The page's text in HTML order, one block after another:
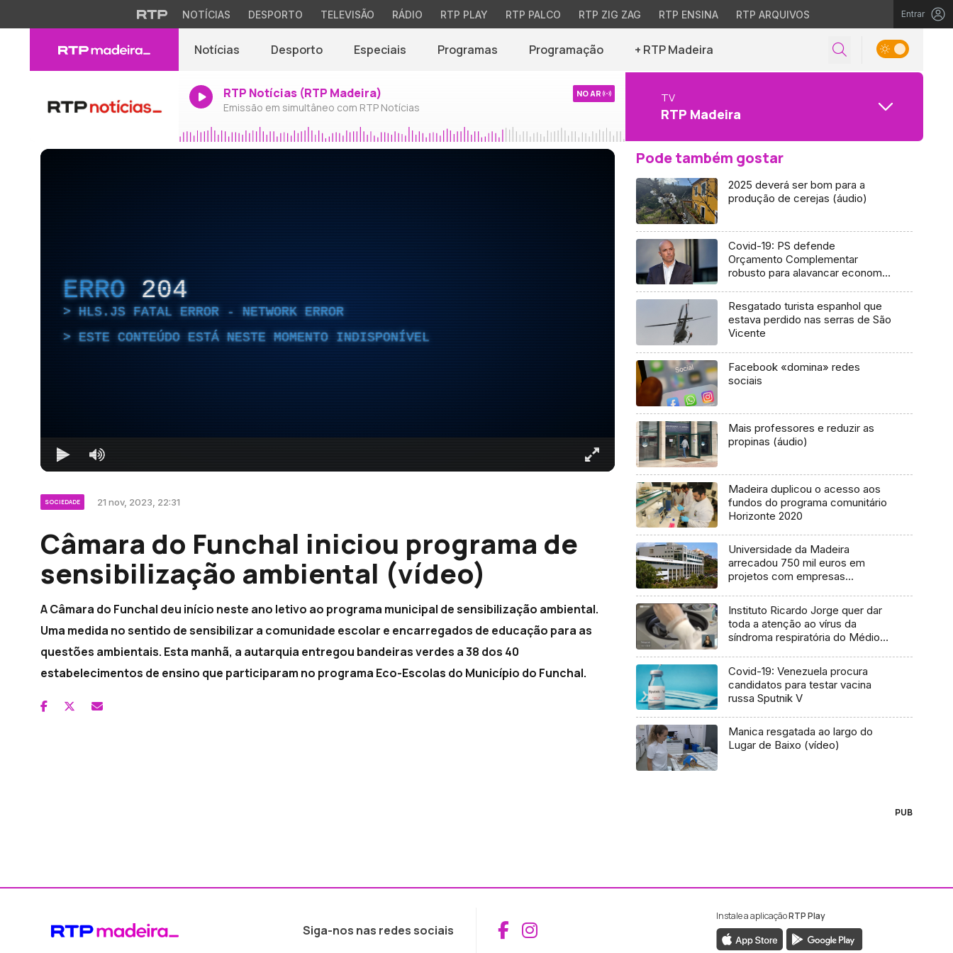
NOTÍCIAS DESPORTO TELEVISÃO RÁDIO RTP PLAY RTP PALCO RTP ZIG ZAG RTP ENSINA RTP ARQUIVOS Entrar
Notícias Desporto Especiais Programas Programação + RTP Madeira
RTP Notícias (RTP Madeira)
Emissão em simultâneo com RTP Notícias
NO AR TV
RTP Madeira
ERRO 204
HLS.JS FATAL ERROR - NETWORK ERROR
ESTE CONTEÚDO ESTÁ NESTE MOMENTO INDISPONÍVEL
SOCIEDADE 21 nov, 2023, 22:31
Câmara do Funchal iniciou programa de
sensibilização ambiental (vídeo)
A Câmara do Funchal deu início neste ano letivo ao programa municipal de sensibilização ambiental.
Uma medida no sentido de sensibilizar a comunidade escolar e encarregados de educação para as
questões ambientais. Esta manhã, a autarquia entregou bandeiras verdes a 38 dos 40
estabelecimentos de ensino que participaram no programa Eco-Escolas do Município do Funchal.
Pode também gostar
2025 deverá ser bom para a
produção de cerejas (áudio)
Covid-19: PS defende
Orçamento Complementar
robusto para alavancar economia
Resgatado turista espanhol que
estava perdido nas serras de São
Vicente
Facebook «domina» redes
sociais
Mais professores e reduzir as
propinas (áudio)
Madeira duplicou o acesso aos
fundos do programa comunitário
Horizonte 2020
Universidade da Madeira
arrecadou 750 mil euros em
projetos com empresas
Instituto Ricardo Jorge quer dar
toda a atenção ao vírus da
síndroma respiratória do Médio
Covid-19: Venezuela procura
candidatos para testar vacina
russa Sputnik V
Manica resgatada ao largo do
Lugar de Baixo (vídeo)
PUB
Siga-nos nas redes sociais Aceder ao Facebook da RTP Madeira
Aceder ao Instagram da RTP Madeira
Instale a aplicaçãoRTP Play